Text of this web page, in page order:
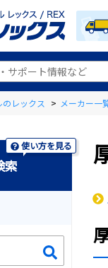
レックス > メーカー一
索
使い方を見る